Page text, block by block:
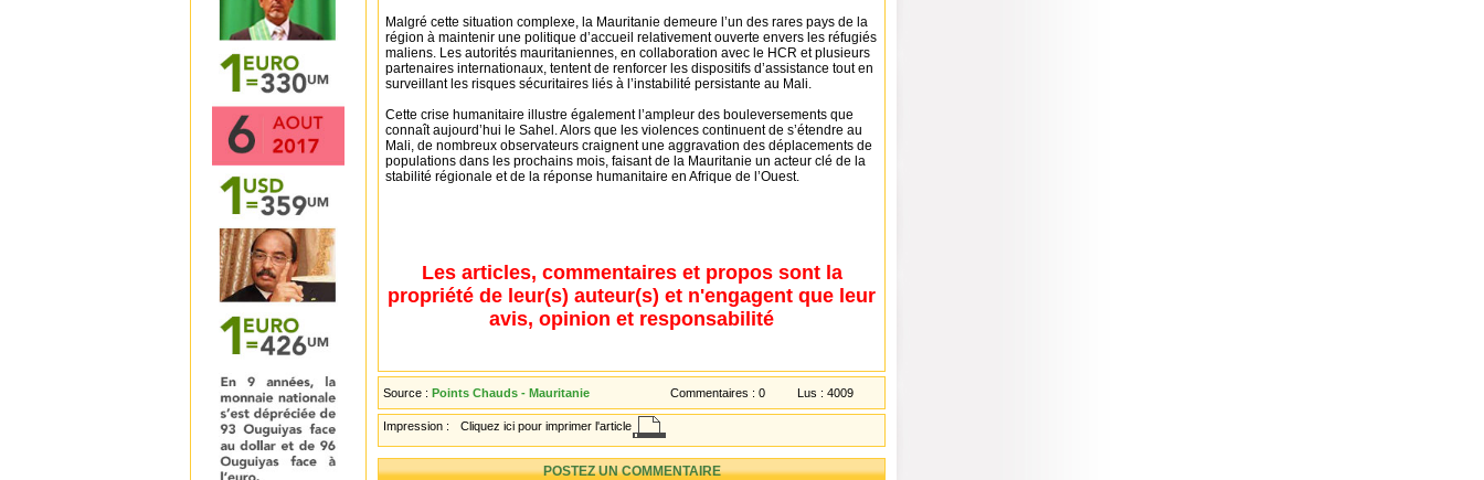
Malgré cette situation complexe, la Mauritanie demeure l’un des rares pays de la
région à maintenir une politique d’accueil relativement ouverte envers les réfugiés
maliens. Les autorités mauritaniennes, en collaboration avec le HCR et plusieurs
partenaires internationaux, tentent de renforcer les dispositifs d’assistance tout en
surveillant les risques sécuritaires liés à l’instabilité persistante au Mali.
Cette crise humanitaire illustre également l’ampleur des bouleversements que
connaît aujourd’hui le Sahel. Alors que les violences continuent de s’étendre au
Mali, de nombreux observateurs craignent une aggravation des déplacements de
populations dans les prochains mois, faisant de la Mauritanie un acteur clé de la
stabilité régionale et de la réponse humanitaire en Afrique de l’Ouest.
Les articles, commentaires et propos sont la
propriété de leur(s) auteur(s) et n'engagent que leur
avis, opinion et responsabilité
Source : Points Chauds - Mauritanie Commentaires : 0 Lus : 4009
Impression : Cliquez ici pour imprimer l'article
POSTEZ UN COMMENTAIRE